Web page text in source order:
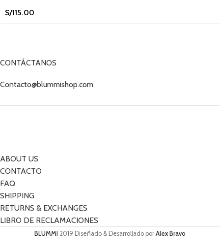
S/115.00
CONTÁCTANOS
Contacto@blummishop.com
ABOUT US
CONTACTO
FAQ
SHIPPING
RETURNS & EXCHANGES
LIBRO DE RECLAMACIONES
BLUMMI 2019 Diseñado & Desarrollado por Alex Bravo